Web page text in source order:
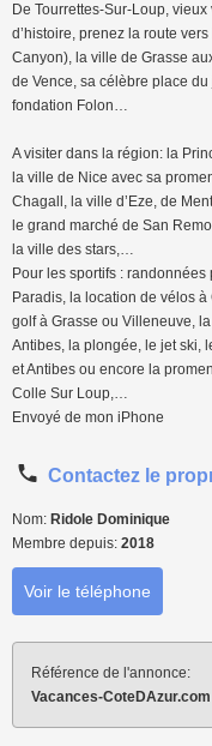
De Tourrettes-Sur-Loup,
d’histoire, prenez la route
Canyon), la ville de Grasse
de Vence, sa célèbre place
fondation Folon…
A visiter dans la région: la
la ville de Nice avec sa
Chagall, la ville d’Eze, de
le grand marché de San
la ville des stars,…
Pour les sportifs :
Paradis, la location de vélos
golf à Grasse ou Villeneuve,
Antibes, la plongée, le jet ski,
et Antibes ou encore la
Colle Sur Loup,…
Envoyé de mon iPhone
Contactez le
Nom: Ridole Dominique
Membre depuis: 2018
Voir le téléphone
Référence de l'annonce:
Vacances-CoteDAzur.com